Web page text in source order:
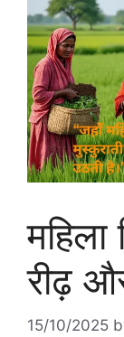
रीढ़
15/10/2025